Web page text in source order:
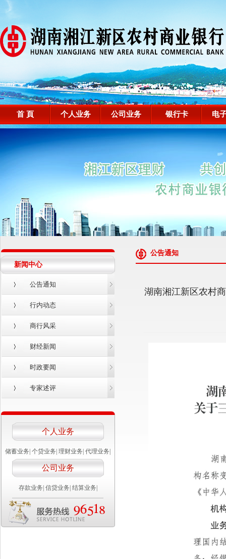
首 頁 个人业务 公司业务 银行卡 电
新闻中心
公告通知
行内动态
商行风采
财经新闻
时政要闻
专家述评
个人业务
储蓄业务 个贷业务 理财业务 代理业务
公司业务
存款业务 信贷业务 结算业务
公告通知
湖南湘江新区农村